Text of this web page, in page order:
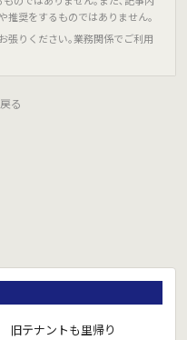
推奨をするものではありません｡
張りください｡業務関係でご利用
る
旧テナントも里帰り